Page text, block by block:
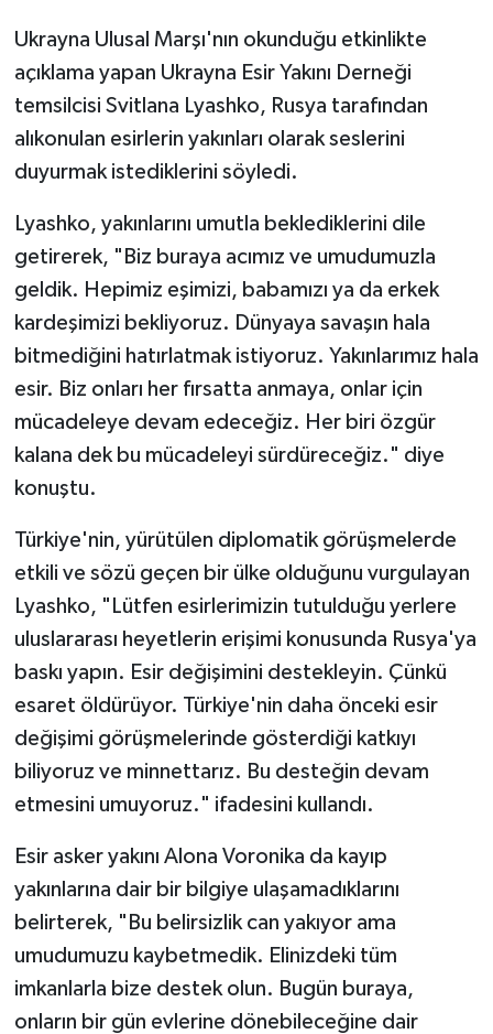
Ukrayna Ulusal Marşı'nın okunduğu etkinlikte
açıklama yapan Ukrayna Esir Yakını Derneği
temsilcisi Svitlana Lyashko, Rusya tarafından
alıkonulan esirlerin yakınları olarak seslerini
duyurmak istediklerini söyledi.
Lyashko, yakınlarını umutla beklediklerini dile
getirerek, "Biz buraya acımız ve umudumuzla
geldik. Hepimiz eşimizi, babamızı ya da erkek
kardeşimizi bekliyoruz. Dünyaya savaşın hala
bitmediğini hatırlatmak istiyoruz. Yakınlarımız hala
esir. Biz onları her fırsatta anmaya, onlar için
mücadeleye devam edeceğiz. Her biri özgür
kalana dek bu mücadeleyi sürdüreceğiz." diye
konuştu.
Türkiye'nin, yürütülen diplomatik görüşmelerde
etkili ve sözü geçen bir ülke olduğunu vurgulayan
Lyashko, "Lütfen esirlerimizin tutulduğu yerlere
uluslararası heyetlerin erişimi konusunda Rusya'ya
baskı yapın. Esir değişimini destekleyin. Çünkü
esaret öldürüyor. Türkiye'nin daha önceki esir
değişimi görüşmelerinde gösterdiği katkıyı
biliyoruz ve minnettarız. Bu desteğin devam
etmesini umuyoruz." ifadesini kullandı.
Esir asker yakını Alona Voronika da kayıp
yakınlarına dair bir bilgiye ulaşamadıklarını
belirterek, "Bu belirsizlik can yakıyor ama
umudumuzu kaybetmedik. Elinizdeki tüm
imkanlarla bize destek olun. Bugün buraya,
onların bir gün evlerine dönebileceğine dair